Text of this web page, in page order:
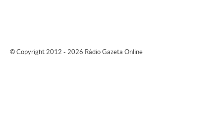
© Copyright 2012 - 2026 Rádio Gazeta Online